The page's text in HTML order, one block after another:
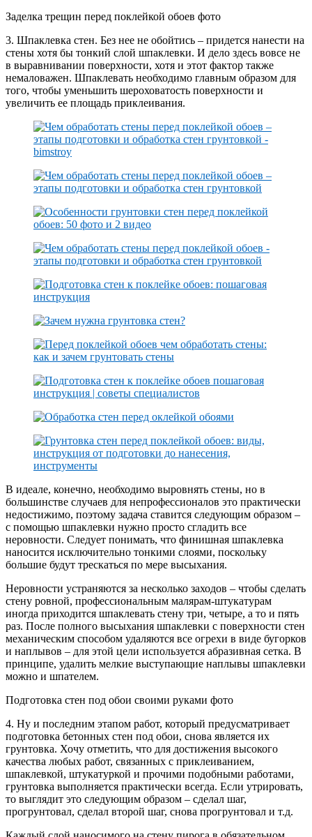
Заделка трещин перед поклейкой обоев фото
3. Шпаклевка стен. Без нее не обойтись – придется нанести на
стены хотя бы тонкий слой шпаклевки. И дело здесь вовсе не
в выравнивании поверхности, хотя и этот фактор также
немаловажен. Шпаклевать необходимо главным образом для
того, чтобы уменьшить шероховатость поверхности и
увеличить ее площадь приклеивания.
В идеале, конечно, необходимо выровнять стены, но в
большинстве случаев для непрофессионалов это практически
недостижимо, поэтому задача ставится следующим образом –
с помощью шпаклевки нужно просто сгладить все
неровности. Следует понимать, что финишная шпаклевка
наносится исключительно тонкими слоями, поскольку
большие будут трескаться по мере высыхания.
Неровности устраняются за несколько заходов – чтобы сделать
стену ровной, профессиональным малярам-штукатурам
иногда приходится шпаклевать стену три, четыре, а то и пять
раз. После полного высыхания шпаклевки с поверхности стен
механическим способом удаляются все огрехи в виде бугорков
и наплывов – для этой цели используется абразивная сетка. В
принципе, удалить мелкие выступающие наплывы шпаклевки
можно и шпателем.
Подготовка стен под обои своими руками фото
4. Ну и последним этапом работ, который предусматривает
подготовка бетонных стен под обои, снова является их
грунтовка. Хочу отметить, что для достижения высокого
качества любых работ, связанных с приклеиванием,
шпаклевкой, штукатуркой и прочими подобными работами,
грунтовка выполняется практически всегда. Если утрировать,
то выглядит это следующим образом – сделал шаг,
прогрунтовал, сделал второй шаг, снова прогрунтовал и т.д.